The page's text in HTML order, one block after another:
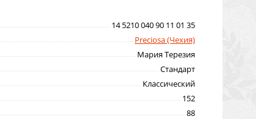
14 5210 040 90 11 01 35
Preciosa (Чехия)
Мария Терезия
Стандарт
Классический
152
88